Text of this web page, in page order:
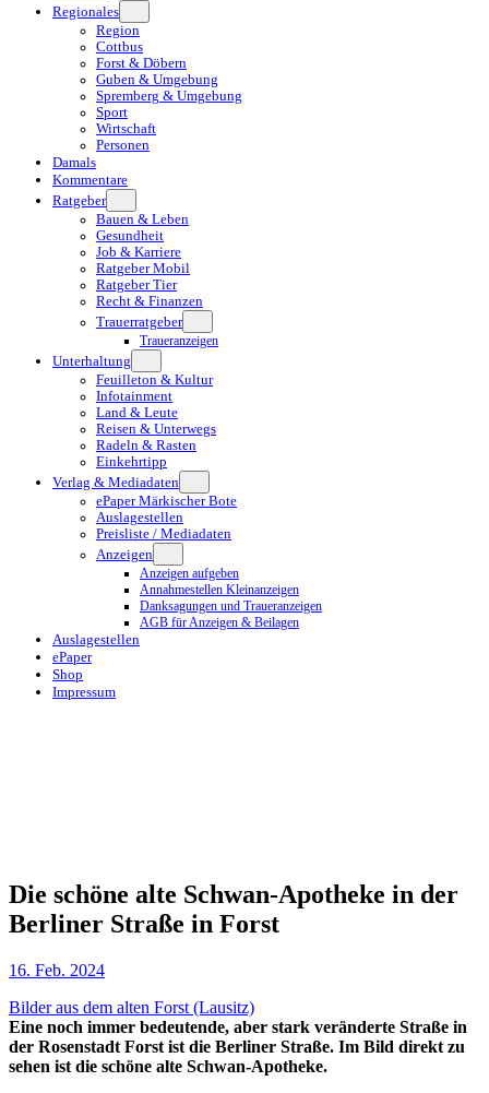
Regionales
Region
Cottbus
Forst & Döbern
Guben & Umgebung
Spremberg & Umgebung
Sport
Wirtschaft
Personen
Damals
Kommentare
Ratgeber
Bauen & Leben
Gesundheit
Job & Karriere
Ratgeber Mobil
Ratgeber Tier
Recht & Finanzen
Trauerratgeber
Traueranzeigen
Unterhaltung
Feuilleton & Kultur
Infotainment
Land & Leute
Reisen & Unterwegs
Radeln & Rasten
Einkehrtipp
Verlag & Mediadaten
ePaper Märkischer Bote
Auslagestellen
Preisliste / Mediadaten
Anzeigen
Anzeigen aufgeben
Annahmestellen Kleinanzeigen
Danksagungen und Traueranzeigen
AGB für Anzeigen & Beilagen
Auslagestellen
ePaper
Shop
Impressum
Die schöne alte Schwan-Apotheke in der
Berliner Straße in Forst
16. Feb. 2024
Bilder aus dem alten Forst (Lausitz)
Eine noch immer bedeutende, aber stark veränderte Straße in
der Rosenstadt Forst ist die Berliner Straße. Im Bild direkt zu
sehen ist die schöne alte Schwan-Apotheke.